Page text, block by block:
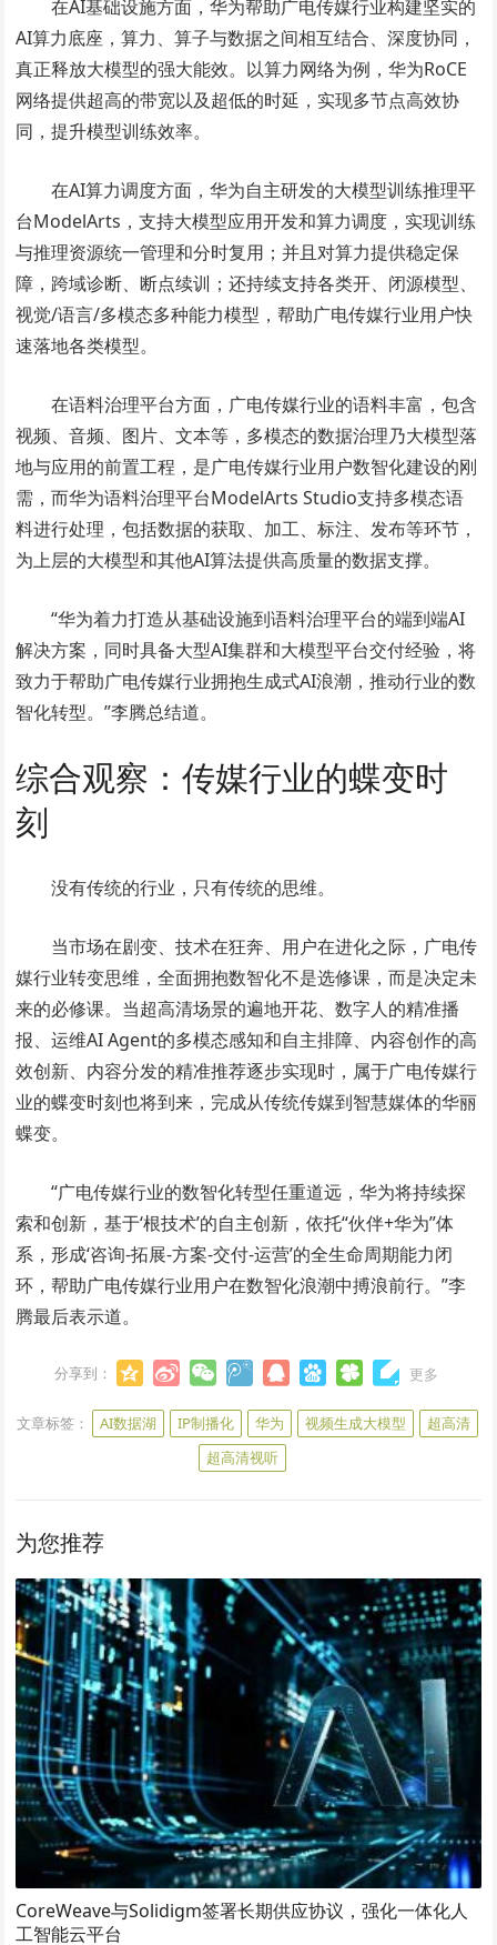
在AI基础设施方面，华为帮助广电传媒行业构建坚实的
AI算力底座，算力、算子与数据之间相互结合、深度协同，
真正释放大模型的强大能效。以算力网络为例，华为RoCE
网络提供超高的带宽以及超低的时延，实现多节点高效协
同，提升模型训练效率。
在AI算力调度方面，华为自主研发的大模型训练推理平
台ModelArts，支持大模型应用开发和算力调度，实现训练
与推理资源统一管理和分时复用；并且对算力提供稳定保
障，跨域诊断、断点续训；还持续支持各类开、闭源模型、
视觉/语言/多模态多种能力模型，帮助广电传媒行业用户快
速落地各类模型。
在语料治理平台方面，广电传媒行业的语料丰富，包含
视频、音频、图片、文本等，多模态的数据治理乃大模型落
地与应用的前置工程，是广电传媒行业用户数智化建设的刚
需，而华为语料治理平台ModelArts Studio支持多模态语
料进行处理，包括数据的获取、加工、标注、发布等环节，
为上层的大模型和其他AI算法提供高质量的数据支撑。
“华为着力打造从基础设施到语料治理平台的端到端AI
解决方案，同时具备大型AI集群和大模型平台交付经验，将
致力于帮助广电传媒行业拥抱生成式AI浪潮，推动行业的数
智化转型。”李腾总结道。
综合观察：传媒行业的蝶变时
刻
没有传统的行业，只有传统的思维。
当市场在剧变、技术在狂奔、用户在进化之际，广电传
媒行业转变思维，全面拥抱数智化不是选修课，而是决定未
来的必修课。当超高清场景的遍地开花、数字人的精准播
报、运维AI Agent的多模态感知和自主排障、内容创作的高
效创新、内容分发的精准推荐逐步实现时，属于广电传媒行
业的蝶变时刻也将到来，完成从传统传媒到智慧媒体的华丽
蝶变。
“广电传媒行业的数智化转型任重道远，华为将持续探
索和创新，基于‘根技术’的自主创新，依托“伙伴+华为”体
系，形成‘咨询-拓展-方案-交付-运营’的全生命周期能力闭
环，帮助广电传媒行业用户在数智化浪潮中搏浪前行。”李
腾最后表示道。
分享到： 更多
文章标签： AI数据湖 IP制播化 华为 视频生成大模型
超高清
超高清视听
为您推荐
CoreWeave与Solidigm签署长期供应协议，强化一体化人
工智能云平台